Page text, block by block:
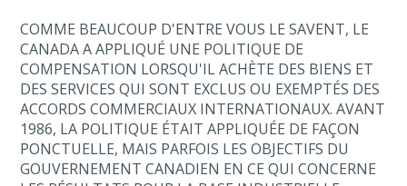
COMME BEAUCOUP D'ENTRE VOUS LE SAVENT, LE
CANADA A APPLIQUÉ UNE POLITIQUE DE
COMPENSATION LORSQU'IL ACHÈTE DES BIENS ET
DES SERVICES QUI SONT EXCLUS OU EXEMPTÉS DES
ACCORDS COMMERCIAUX INTERNATIONAUX. AVANT
1986, LA POLITIQUE ÉTAIT APPLIQUÉE DE FAÇON
PONCTUELLE, MAIS PARFOIS LES OBJECTIFS DU
GOUVERNEMENT CANADIEN EN CE QUI CONCERNE